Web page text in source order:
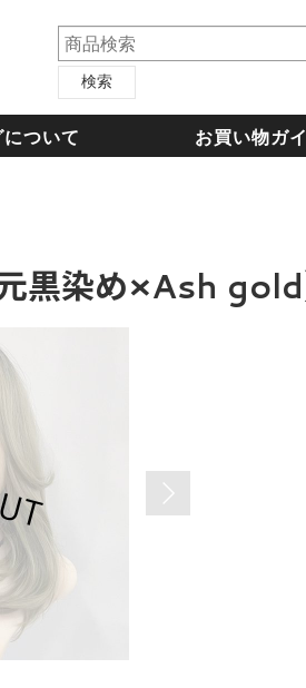
検索
ついて お買い物ガ
黒染め×Ash gold